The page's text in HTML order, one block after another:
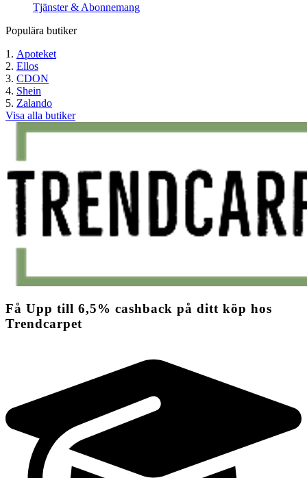
Tjänster & Abonnemang
Populära butiker
Apoteket
Ellos
CDON
Shein
Zalando
Visa alla butiker
Få Upp till 6,5% cashback på ditt köp hos
Trendcarpet